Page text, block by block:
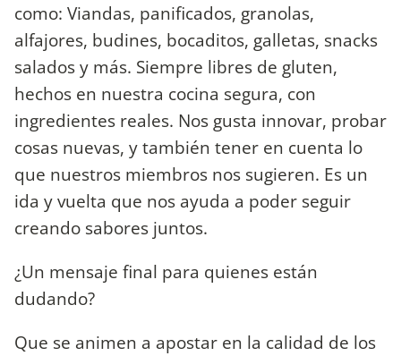
como: Viandas, panificados, granolas,
alfajores, budines, bocaditos, galletas, snacks
salados y más. Siempre libres de gluten,
hechos en nuestra cocina segura, con
ingredientes reales. Nos gusta innovar, probar
cosas nuevas, y también tener en cuenta lo
que nuestros miembros nos sugieren. Es un
ida y vuelta que nos ayuda a poder seguir
creando sabores juntos.
¿Un mensaje final para quienes están
dudando?
Que se animen a apostar en la calidad de los